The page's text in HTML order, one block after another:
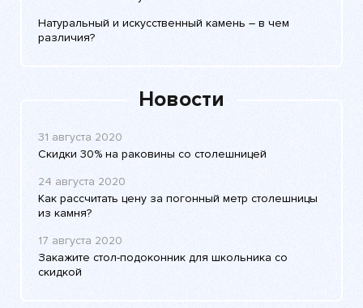
Натуральный и искусственный камень – в чем
различия?
Новости
31 августа 2020
Скидки 30% на раковины со столешницей
24 августа 2020
Как рассчитать цену за погонный метр столешницы
из камня?
17 августа 2020
Закажите стол-подоконник для школьника со
скидкой